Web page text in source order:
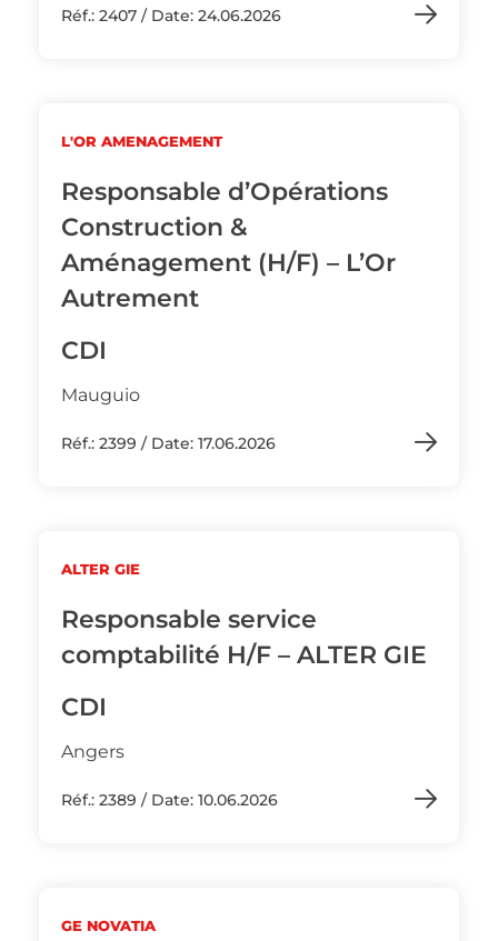
Réf.: 2407 / Date: 24.06.2026
L'OR AMENAGEMENT
Responsable d’Opérations
Construction &
Aménagement (H/F) – L’Or
Autrement
CDI
Mauguio
Réf.: 2399 / Date: 17.06.2026
ALTER GIE
Responsable service
comptabilité H/F – ALTER GIE
CDI
Angers
Réf.: 2389 / Date: 10.06.2026
GE NOVATIA